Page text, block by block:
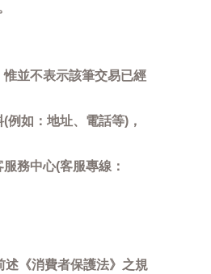
並不表示該筆交易已經
如：地址、電話等)，
務中心(客服專線：
述《消費者保護法》之規